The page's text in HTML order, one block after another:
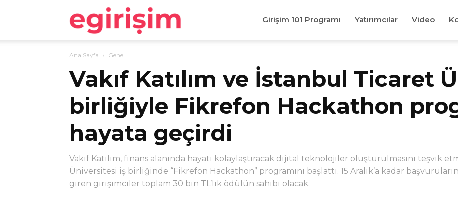
egirişim Girişim 101 Programı Yatırımcılar Video
Ana Sayfa Genel
Vakıf Katılım ve İstanbul Ticaret
birliğiyle Fikrefon Hackathon
hayata geçirdi
Vakıf Katılım, finans alanında hayatı kolaylaştıracak dijital teknolojiler oluşturulmasını teşvik
Üniversitesi iş birliğinde “Fikrefon Hackathon” programını başlattı. 15 Aralık’a kadar
giren girişimciler toplam 30 bin TL’lik ödülün sahibi olacak.